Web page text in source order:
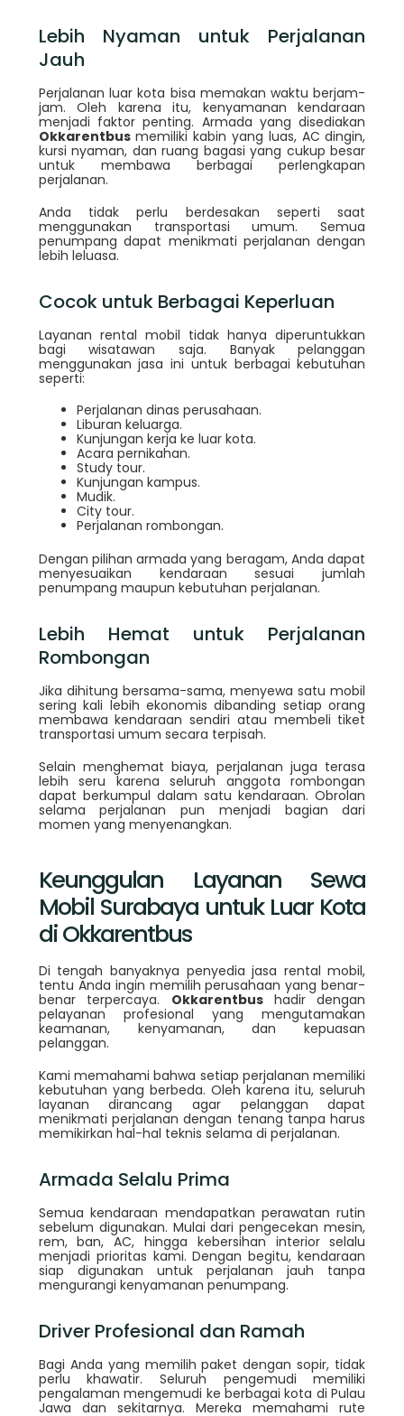
Lebih Nyaman untuk Perjalanan
Jauh
Perjalanan luar kota bisa memakan waktu berjam-
jam. Oleh karena itu, kenyamanan kendaraan
menjadi faktor penting. Armada yang disediakan
Okkarentbusmemiliki kabin yang luas, AC dingin,
kursi nyaman, dan ruang bagasi yang cukup besar
untuk membawa berbagai perlengkapan
perjalanan.
Anda tidak perlu berdesakan seperti saat
menggunakan transportasi umum. Semua
penumpang dapat menikmati perjalanan dengan
lebih leluasa.
Cocok untuk Berbagai Keperluan
Layanan rental mobil tidak hanya diperuntukkan
bagi wisatawan saja. Banyak pelanggan
menggunakan jasa ini untuk berbagai kebutuhan
seperti:
Perjalanan dinas perusahaan.
Liburan keluarga.
Kunjungan kerja ke luar kota.
Acara pernikahan.
Study tour.
Kunjungan kampus.
Mudik.
City tour.
Perjalanan rombongan.
Dengan pilihan armada yang beragam, Anda dapat
menyesuaikan kendaraan sesuai jumlah
penumpang maupun kebutuhan perjalanan.
Lebih Hemat untuk Perjalanan
Rombongan
Jika dihitung bersama-sama, menyewa satu mobil
sering kali lebih ekonomis dibanding setiap orang
membawa kendaraan sendiri atau membeli tiket
transportasi umum secara terpisah.
Selain menghemat biaya, perjalanan juga terasa
lebih seru karena seluruh anggota rombongan
dapat berkumpul dalam satu kendaraan. Obrolan
selama perjalanan pun menjadi bagian dari
momen yang menyenangkan.
Keunggulan Layanan Sewa
Mobil Surabaya untuk Luar Kota
di Okkarentbus
Di tengah banyaknya penyedia jasa rental mobil,
tentu Anda ingin memilih perusahaan yang benar-
benar terpercaya. Okkarentbushadir dengan
pelayanan profesional yang mengutamakan
keamanan, kenyamanan, dan kepuasan
pelanggan.
Kami memahami bahwa setiap perjalanan memiliki
kebutuhan yang berbeda. Oleh karena itu, seluruh
layanan dirancang agar pelanggan dapat
menikmati perjalanan dengan tenang tanpa harus
memikirkan hal-hal teknis selama di perjalanan.
Armada Selalu Prima
Semua kendaraan mendapatkan perawatan rutin
sebelum digunakan. Mulai dari pengecekan mesin,
rem, ban, AC, hingga kebersihan interior selalu
menjadi prioritas kami. Dengan begitu, kendaraan
siap digunakan untuk perjalanan jauh tanpa
mengurangi kenyamanan penumpang.
Driver Profesional dan Ramah
Bagi Anda yang memilih paket dengan sopir, tidak
perlu khawatir. Seluruh pengemudi memiliki
pengalaman mengemudi ke berbagai kota di Pulau
Jawa dan sekitarnya. Mereka memahami rute